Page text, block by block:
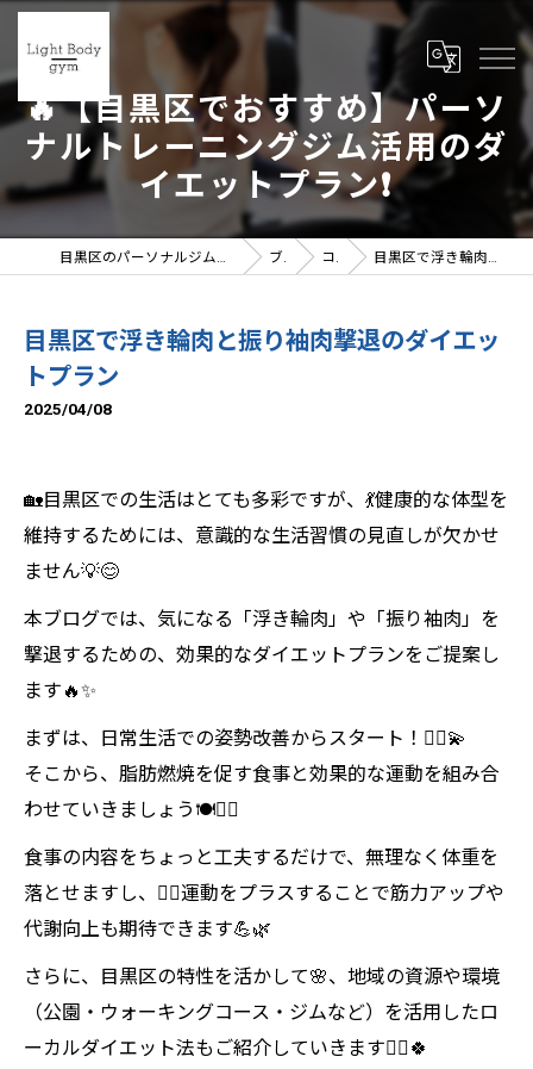
🔥【目黒区でおすすめ】パーソ
ナルトレーニングジム活用のダ
イエットプラン❗️
目黒区のパーソナルジムならLight Body gymへ | 女性トレーナー在籍 ブログ コラム 目黒区で浮き輪肉と振り袖肉撃退のダイエットプラン
目黒区で浮き輪肉と振り袖肉撃退のダイエッ
トプラン
2025/04/08
🏡目黒区での生活はとても多彩ですが、💃健康的な体型を
維持するためには、意識的な生活習慣の見直しが欠かせ
ません💡😊
本ブログでは、気になる「浮き輪肉」や「振り袖肉」を
撃退するための、効果的なダイエットプランをご提案し
ます🔥✨
まずは、日常生活での姿勢改善からスタート！🧍‍♀️💫
そこから、脂肪燃焼を促す食事と効果的な運動を組み合
わせていきましょう🍽️🏋️‍♂️
食事の内容をちょっと工夫するだけで、無理なく体重を
落とせますし、🧘‍♀️運動をプラスすることで筋力アップや
代謝向上も期待できます💪🌿
さらに、目黒区の特性を活かして🌸、地域の資源や環境
（公園・ウォーキングコース・ジムなど）を活用したロ
ーカルダイエット法もご紹介していきます🚶‍♀️🍀